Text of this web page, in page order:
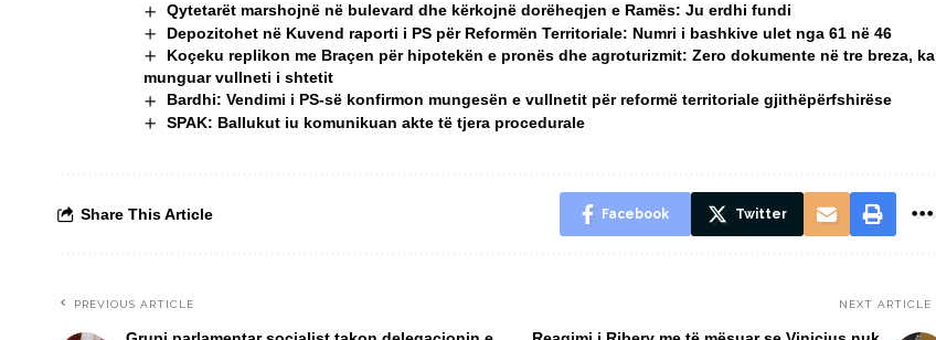
Qytetarët marshojnë në bulevard dhe kërkojnë dorëheqjen e Ramës: Ju erdhi fundi
Depozitohet në Kuvend raporti i PS për Reformën Territoriale: Numri i bashkive ulet nga 61 në 46
Koçeku replikon me Braçen për hipotekën e pronës dhe agroturizmit: Zero dokumente në tre breza, ka
munguar vullneti i shtetit
Bardhi: Vendimi i PS-së konfirmon mungesën e vullnetit për reformë territoriale gjithëpërfshirëse
SPAK: Ballukut iu komunikuan akte të tjera procedurale
Share This Article Facebook Twitter
PREVIOUS ARTICLE NEXT ARTICLE